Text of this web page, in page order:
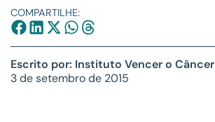
COMPARTILHE:
Escrito por: Instituto Vencer o Câncer
3 de setembro de 2015